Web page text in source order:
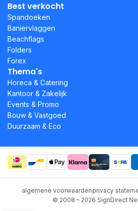
Best verkocht
Spandoeken
Baniervlaggen
Beachflags
Folders
Forex
Thema's
Horeca & Catering
Kantoor & Zakelijk
Events & Promo
Bouw & Vastgoed
Duurzaam & Eco
algemene voorwaardenprivacy
© 2008 – 2026 SignDirect